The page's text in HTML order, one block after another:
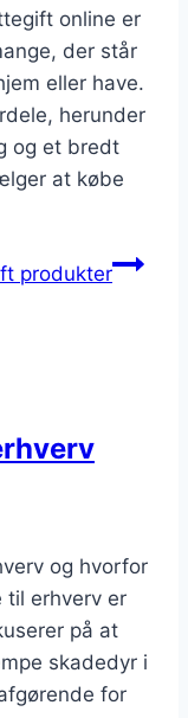
online er
der står
eller have.
herunder
og et bredt
at købe
produkter
og hvorfor
til erhverv er
på at
skadedyr i
for